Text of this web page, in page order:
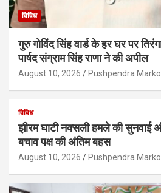
विविध
गुरु गोविंद सिंह वार्ड के हर घर पर
पार्षद संग्राम सिंह राणा ने की अपील
August 10, 2026 Pushpendra Marko
विविध
झीरम घाटी नक्सली हमले की सुनवाई
बचाव पक्ष की अंतिम बहस
August 10, 2026 Pushpendra Marko